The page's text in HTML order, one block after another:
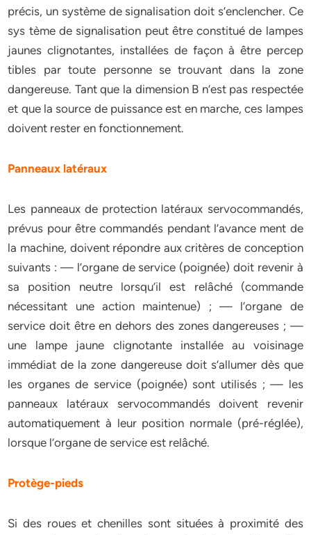
précis, un système de signalisation doit s’enclencher. Ce
sys tème de signalisation peut être constitué de lampes
jaunes clignotantes, installées de façon à être percep
tibles par toute personne se trouvant dans la zone
dangereuse. Tant que la dimension B n’est pas respectée
et que la source de puissance est en marche, ces lampes
doivent rester en fonctionnement.
Panneaux latéraux
Les panneaux de protection latéraux servocommandés,
prévus pour être commandés pendant l’avance ment de
la machine, doivent répondre aux critères de conception
suivants : — l’organe de service (poignée) doit revenir à
sa position neutre lorsqu’il est relâché (commande
nécessitant une action maintenue) ; — l’organe de
service doit être en dehors des zones dangereuses ; —
une lampe jaune clignotante installée au voisinage
immédiat de la zone dangereuse doit s’allumer dès que
les organes de service (poignée) sont utilisés ; — les
panneaux latéraux servocommandés doivent revenir
automatiquement à leur position normale (pré-réglée),
lorsque l’organe de service est relâché.
Protège-pieds
Si des roues et chenilles sont situées à proximité des